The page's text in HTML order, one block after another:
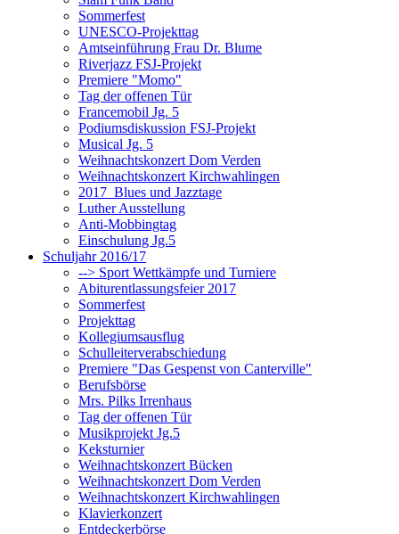
Sommerfest
UNESCO-Projekttag
Amtseinführung Frau Dr. Blume
Riverjazz FSJ-Projekt
Premiere "Momo"
Tag der offenen Tür
Francemobil Jg. 5
Podiumsdiskussion FSJ-Projekt
Musical Jg. 5
Weihnachtskonzert Dom Verden
Weihnachtskonzert Kirchwahlingen
2017_Blues und Jazztage
Luther Ausstellung
Anti-Mobbingtag
Einschulung Jg.5
Schuljahr 2016/17
--> Sport Wettkämpfe und Turniere
Abiturentlassungsfeier 2017
Sommerfest
Projekttag
Kollegiumsausflug
Schulleiterverabschiedung
Premiere "Das Gespenst von Canterville"
Berufsbörse
Mrs. Pilks Irrenhaus
Tag der offenen Tür
Musikprojekt Jg.5
Keksturnier
Weihnachtskonzert Bücken
Weihnachtskonzert Dom Verden
Weihnachtskonzert Kirchwahlingen
Klavierkonzert
Entdeckerbörse